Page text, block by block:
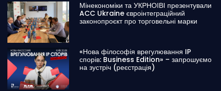
Мінекономіки та УКРНОІВІ презентували
ACC Ukraine євроінтеграційний
законопроєкт про торговельні марки
«Нова філософія врегулювання IP
спорів: Business Edition» – запрошуємо
на зустріч (реєстрація)